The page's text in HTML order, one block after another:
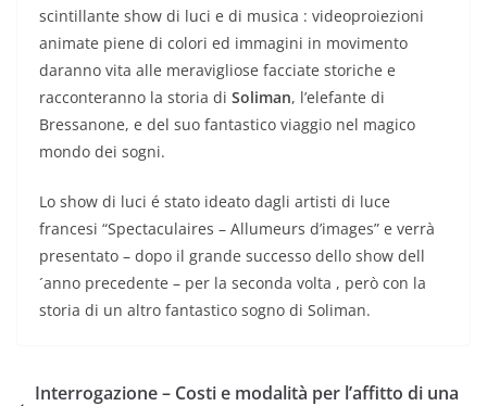
scintillante show di luci e di musica : videoproiezioni
animate piene di colori ed immagini in movimento
daranno vita alle meravigliose facciate storiche e
racconteranno la storia di Soliman, l’elefante di
Bressanone, e del suo fantastico viaggio nel magico
mondo dei sogni.
Lo show di luci é stato ideato dagli artisti di luce
francesi “Spectaculaires – Allumeurs d’images” e verrà
presentato – dopo il grande successo dello show dell
´anno precedente – per la seconda volta , però con la
storia di un altro fantastico sogno di Soliman.
Interrogazione – Costi e modalità per l’affitto di una